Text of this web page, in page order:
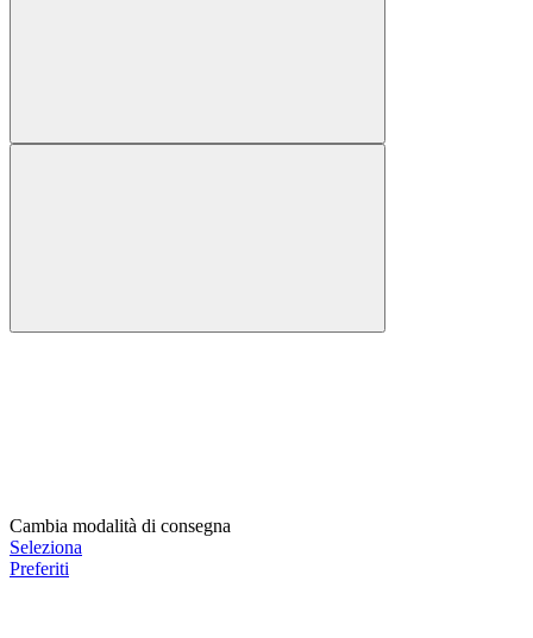
Cambia modalità di consegna
Seleziona
Preferiti